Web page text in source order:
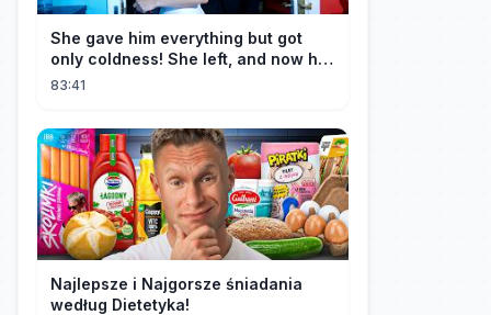
She gave him everything but got
only coldness! She left, and now he
is dying of regret!
83:41
Najlepsze i Najgorsze śniadania
według Dietetyka!